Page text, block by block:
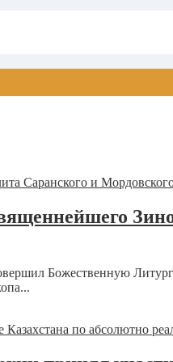
Божественную